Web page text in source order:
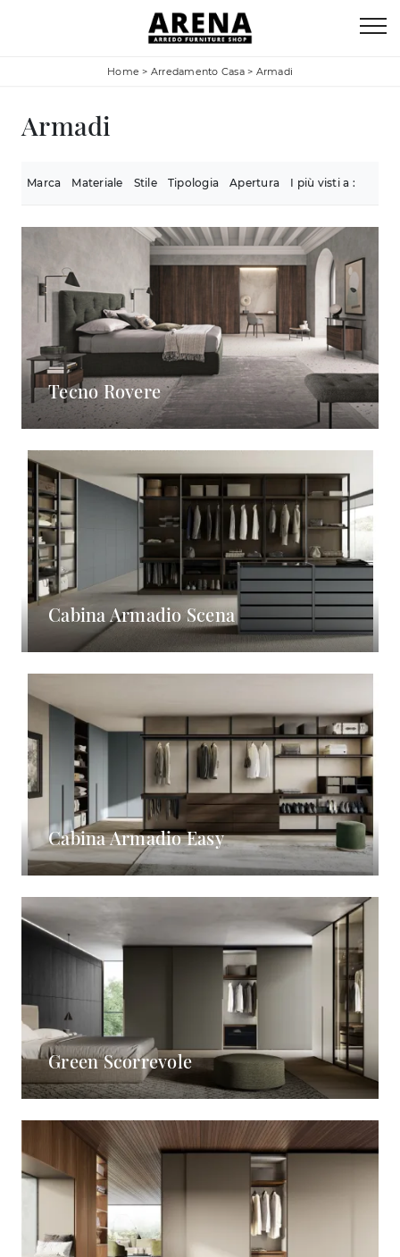
Home > Arredamento Casa > Armadi
Armadi
Marca Materiale Stile Tipologia Apertura I più visti a :
Tecno Rovere
Cabina Armadio Scena
Cabina Armadio Easy
Green Scorrevole